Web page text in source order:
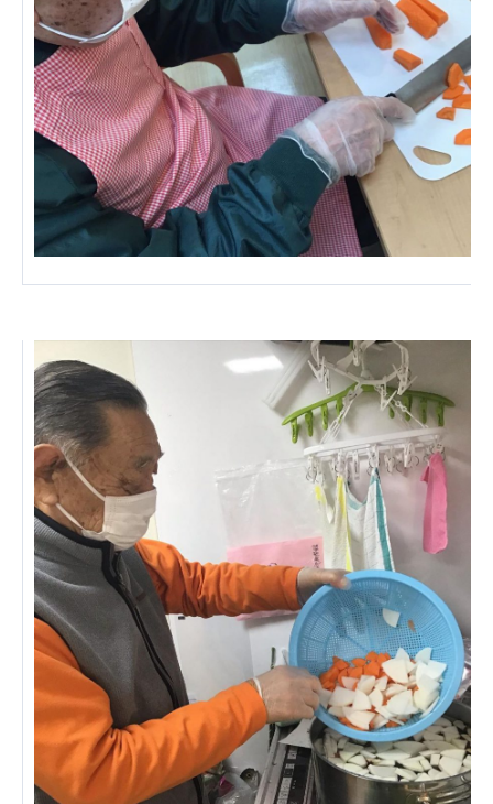
株式会社フラワーコミュニティ放送
Medicare Lead Japan
株式会社日本医科学研究所
特定非営利活動法人共生フォーラム
一般社団法人フードラボジャパン
特定非営利活動法人日本医療福祉機構
株式会社アメックファーマシー
海外
海外グループ会社
美迪克（上海）商务咨询有限公司
共生（大連）商務諮詢有限公司
台灣善合股份有限公司
Angkor-Japan Friendship International
Hospital
クヴィアン小学校・カンボジア日本友好共生クヴ
ィアン中学校
カンボジア日本友好技術教育センター
NGO共生の家
G-COM JOINT STOCK COMPANY
海外子会社・合弁会社
瀋陽長者会
上海介護施設